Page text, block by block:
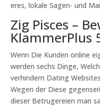
eres, lokale Sagen- und
Zig Pisces –
KlammerPlus
Wenn Die Kunden online
werden sechs Dinge,
verhindern Dating
Wegen der Diese
dieser Betrugereien man